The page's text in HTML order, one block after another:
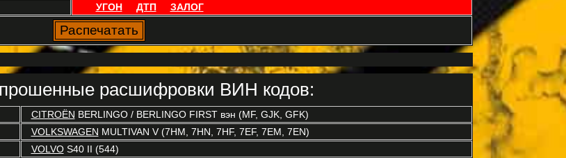
УГОН ДТП ЗАЛОГ
расшифровки ВИН кодов:
CITROËN BERLINGO / BERLINGO FIRST вэн (MF, GJK, GFK)
VOLKSWAGEN MULTIVAN V (7HM, 7HN, 7HF, 7EF, 7EM, 7EN)
VOLVOS40 II (544)